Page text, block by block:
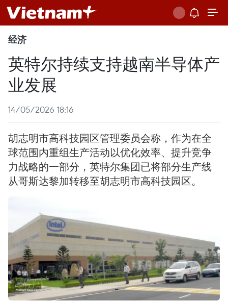
经济
英特尔持续支持越南半导体产
业发展
14/05/2026 18:16
胡志明市高科技园区管理委员会称，作为在全
球范围内重组生产活动以优化效率、提升竞争
力战略的一部分，英特尔集团已将部分生产线
从哥斯达黎加转移至胡志明市高科技园区。